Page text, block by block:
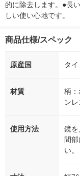
的に除去します。●長
しい使い心地です。
商品仕様/スペック
原産国 タイ
材質
柄：
ン
使用方法
鏡を
間
い。